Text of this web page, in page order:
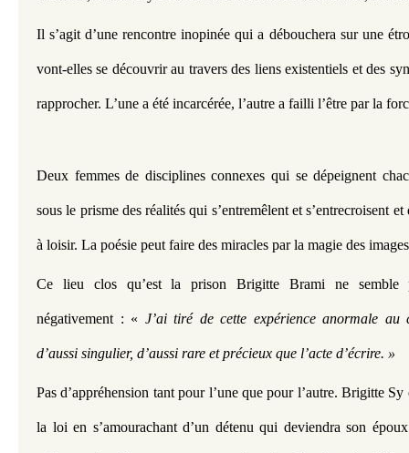
Il s’agit d’une rencontre inopinée qui a débouchera sur une
vont-elles se découvrir au travers des liens existentiels et des
rapprocher. L’une a été incarcérée, l’autre a failli l’être par la
Deux femmes de disciplines connexes qui se dépeignent
sous le prisme des réalités qui s’entremêlent et s’entrecroisent
à loisir. La poésie peut faire des miracles par la magie des
Ce lieu clos qu’est la prison Brigitte Brami ne semble
négativement : « J’ai tiré de cette expérience anormale au
d’aussi singulier, d’aussi rare et précieux que l’acte d’écrire. »
Pas d’appréhension tant pour l’une que pour l’autre. Brigitte Sy
la loi en s’amourachant d’un détenu qui deviendra son